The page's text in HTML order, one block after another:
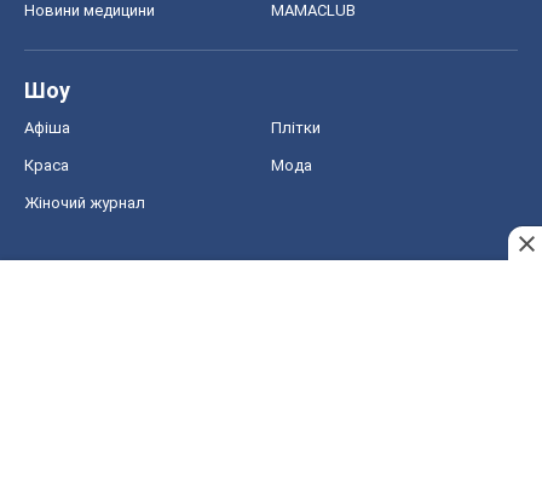
Новини медицини MAMACLUB
Шоу
Афіша Плітки
Краса Мода
Жіночий журнал